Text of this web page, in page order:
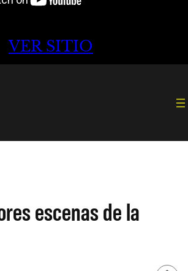
VER SITIO
escenas de la